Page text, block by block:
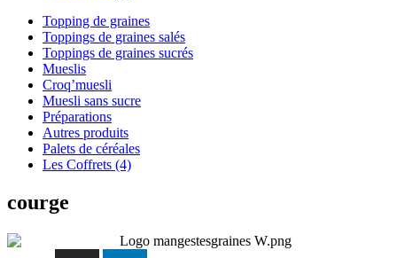
Topping de graines
Toppings de graines salés
Toppings de graines sucrés
Mueslis
Croq’muesli
Muesli sans sucre
Préparations
Autres produits
Palets de céréales
Les Coffrets (4)
courge